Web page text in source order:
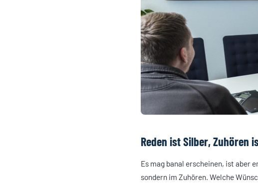
Reden ist Silber, Zuhören
Es mag banal erscheinen, ist aber
sondern im Zuhören. Welche